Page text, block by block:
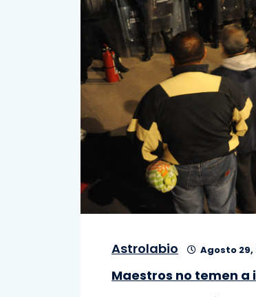
Astrolabio Agosto 29,
Maestros no temen a